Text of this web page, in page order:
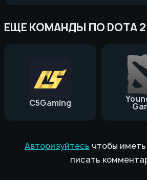
ЕЩЕ КОМАНДЫ ПО DOTA 2
C5Gaming
Авторизуйтесь чтобы
писать